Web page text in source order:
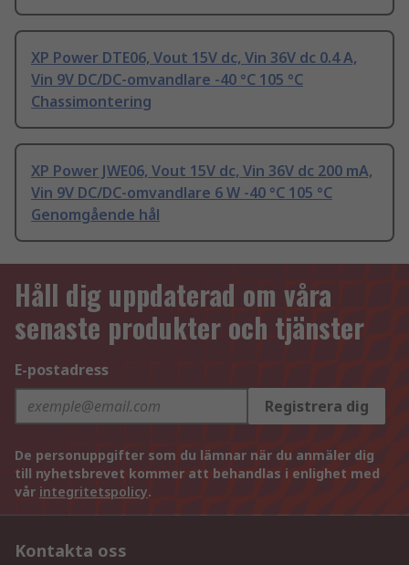
XP Power DTE06, Vout 15V dc, Vin 36V dc 0.4 A,
Vin 9V DC/DC-omvandlare -40 °C 105 °C
Chassimontering
XP Power JWE06, Vout 15V dc, Vin 36V dc 200 mA,
Vin 9V DC/DC-omvandlare 6 W -40 °C 105 °C
Genomgående hål
Håll dig uppdaterad om våra
senaste produkter och tjänster
E-postadress
Registrera dig
De personuppgifter som du lämnar när du anmäler dig
till nyhetsbrevet kommer att behandlas i enlighet med
vår integritetspolicy.
Kontakta oss